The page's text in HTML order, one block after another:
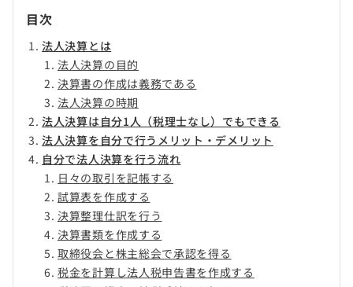
目次
法人決算とは
法人決算の目的
決算書の作成は義務である
法人決算の時期
法人決算は自分1人（税理士なし）でもできる
法人決算を自分で行うメリット・デメリット
自分で法人決算を行う流れ
日々の取引を記帳する
試算表を作成する
決算整理仕訳を行う
決算書類を作成する
取締役会と株主総会で承認を得る
税金を計算し法人税申告書を作成する